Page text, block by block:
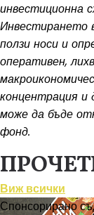
инвестиционна
Инвестирането
ползи носи и
оперативен,
концентрация и
може да бъде
фонд.
Виж всички
Спонсорирано